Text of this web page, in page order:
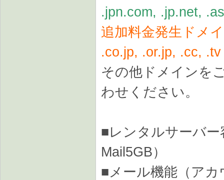
.jpn.com, .jp.net,
追加料金発生ドメ
.co.jp, .or.jp, .cc, .tv
その他ドメインを
わせください。
■レンタルサーバー
Mail5GB）
■メール機能（アカ